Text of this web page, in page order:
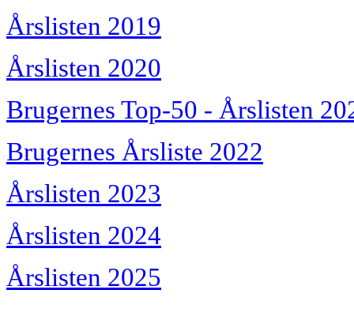
Årslisten 2019
Årslisten 2020
Brugernes Top-50 - Årslisten
Brugernes Årsliste 2022
Årslisten 2023
Årslisten 2024
Årslisten 2025